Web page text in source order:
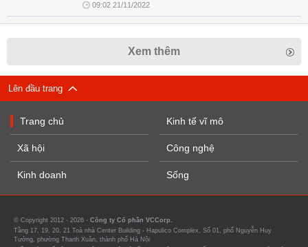
09:02 21/11/2022
Xem thêm
Lên đầu trang
Trang chủ
Xã hội
Kinh doanh
Kinh tế vĩ mô
Công nghệ
Sống
© Copyright 2012 - 2026 - Công ty Cổ phần VCCorp.
Tầng 17, 19, 20, 21 Toà nhà Center Building - Hapulico Complex, Số 01, phố Nguyễn Huy
Tưởng, phường Thanh Xuân, thành phố Hà Nội